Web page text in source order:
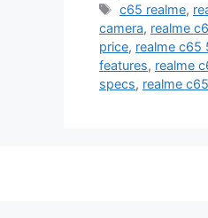
Tags
c65 realme,
camera, realme
price, realme c65
features, realme
specs, realme